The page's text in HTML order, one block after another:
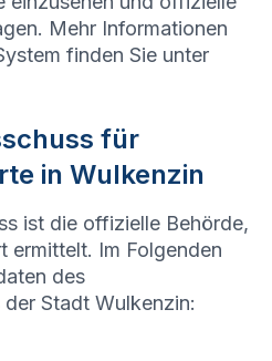
Mehr Informationen
finden Sie unter
für
in Wulkenzin
ist die offizielle Behörde,
ermittelt. Im Folgenden
des
Stadt Wulkenzin: